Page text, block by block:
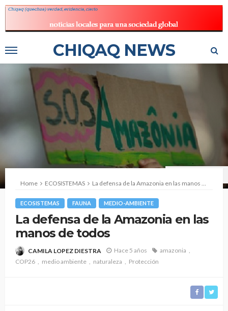
CHIQAQ NEWS
Home
ECOSISTEMAS La defensa de la Amazonia en las manos de todos
ECOSISTEMAS FAUNA MEDIO-AMBIENTE
La defensa de la Amazonia en las
manos de todos
CAMILA LOPEZ DIESTRA Hace 5 años
amazonia
COP26
medio ambiente naturaleza Protección